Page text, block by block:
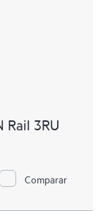
Rail 3RU
Comparar